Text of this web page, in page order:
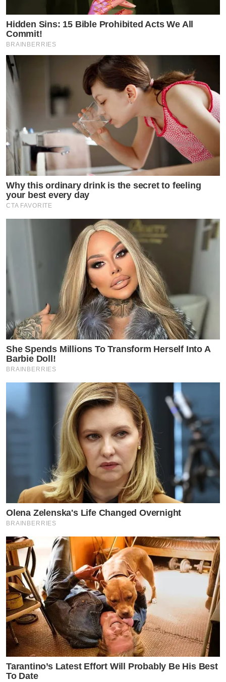
Hidden Sins: 15 Bible Prohibited Acts We All
Commit!
BRAINBERRIES
Why this ordinary drink is the secret to feeling
your best every day
CTA FAVORITE
She Spends Millions To Transform Herself Into A
Barbie Doll!
BRAINBERRIES
Olena Zelenska's Life Changed Overnight
BRAINBERRIES
Tarantino’s Latest Effort Will Probably Be His Best
To Date